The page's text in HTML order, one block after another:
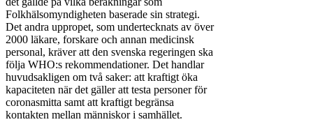
Folkhälsomyndigheten baserade sin strategi.
Det andra uppropet, som undertecknats av över
2000 läkare, forskare och annan medicinsk
personal, kräver att den svenska regeringen ska
följa WHO:s rekommendationer. Det handlar
huvudsakligen om två saker: att kraftigt öka
kapaciteten när det gäller att testa personer för
coronasmitta samt att kraftigt begränsa
kontakten mellan människor i samhället.